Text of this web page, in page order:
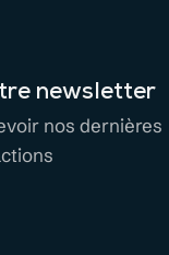
newsletter
nos dernières